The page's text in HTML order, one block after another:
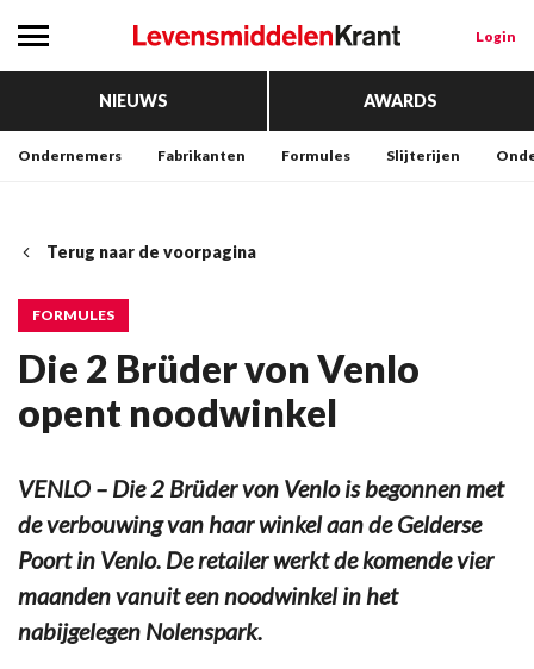
Login
NIEUWS AWARDS
Ondernemers Fabrikanten Formules Slijterijen
Terug naar de voorpagina
FORMULES
Die 2 Brüder von Venlo
opent noodwinkel
VENLO – Die 2 Brüder von Venlo is begonnen met
de verbouwing van haar winkel aan de Gelderse
Poort in Venlo. De retailer werkt de komende vier
maanden vanuit een noodwinkel in het
nabijgelegen Nolenspark.